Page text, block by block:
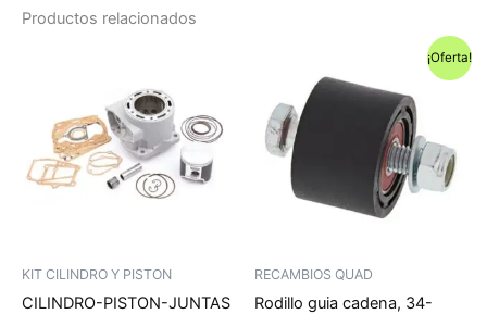
Productos relacionados
KIT CILINDRO Y PISTON
CILINDRO-PISTON-JUNTAS
¡Oferta!
RECAMBIOS QUAD
Rodillo guia cadena, 34-